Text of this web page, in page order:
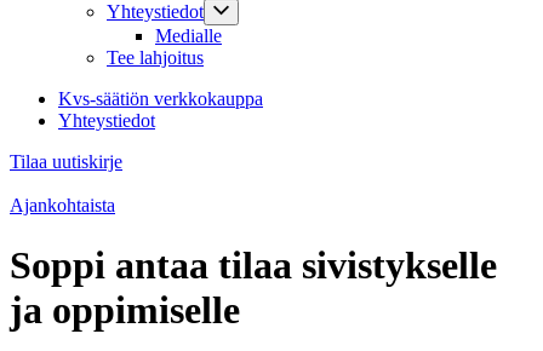
Yhteystiedot
Medialle
Tee lahjoitus
Kvs-säätiön verkkokauppa
Yhteystiedot
Tilaa uutiskirje
Ajankohtaista
Soppi antaa tilaa sivistykselle
ja oppimiselle